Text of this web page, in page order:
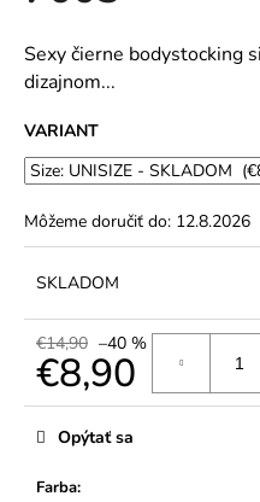
hviezdičiek.
Sexy čierne bodystocking
dizajnom...
VARIANT
Môžeme doručiť do: 12.8.2026
SKLADOM
€14,90 –40 %
€8,90
Jednotková
cena:
Farba:
Opýtať sa
m
e